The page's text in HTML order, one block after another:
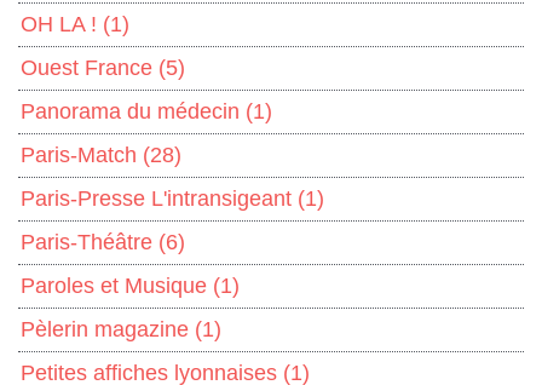
OH LA ! (1)
Ouest France (5)
Panorama du médecin (1)
Paris-Match (28)
Paris-Presse L'intransigeant (1)
Paris-Théâtre (6)
Paroles et Musique (1)
Pèlerin magazine (1)
Petites affiches lyonnaises (1)